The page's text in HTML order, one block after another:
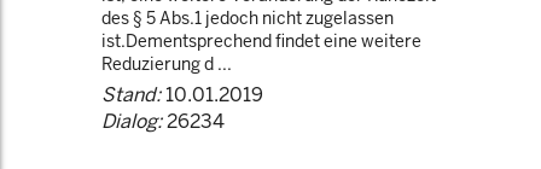
des § 5 Abs.1 jedoch nicht zugelassen
ist.Dementsprechend findet eine weitere
Reduzierung d ...
Stand:10.01.2019
Dialog:26234